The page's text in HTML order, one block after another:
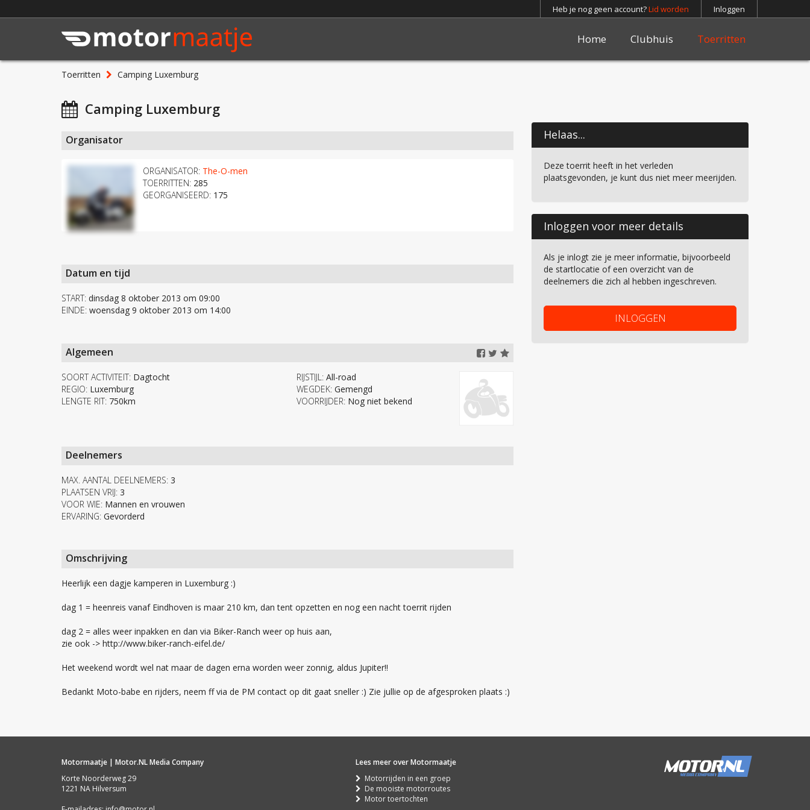
Heb je nog geen account?Lid worden Inloggen
Home Clubhuis Toerritten
Toerritten Camping Luxemburg
Camping Luxemburg
Helaas...
Deze toerrit heeft in het verleden
plaatsgevonden, je kunt dus niet meer meerijden.
Inloggen voor meer details
Als je inlogt zie je meer informatie, bijvoorbeeld
de startlocatie of een overzicht van de
deelnemers die zich al hebben ingeschreven.
INLOGGEN
Organisator
ORGANISATOR: The-O-men
TOERRITTEN: 285
GEORGANISEERD: 175
Datum en tijd
START: dinsdag 8 oktober 2013 om 09:00
EINDE: woensdag 9 oktober 2013 om 14:00
Algemeen
SOORT ACTIVITEIT: Dagtocht
REGIO: Luxemburg
LENGTE RIT: 750km
RIJSTIJL: All-road
WEGDEK: Gemengd
VOORRIJDER: Nog niet bekend
Deelnemers
MAX. AANTAL DEELNEMERS: 3
PLAATSEN VRIJ: 3
VOOR WIE: Mannen en vrouwen
ERVARING: Gevorderd
Omschrijving
Heerlijk een dagje kamperen in Luxemburg :)
dag 1 = heenreis vanaf Eindhoven is maar 210 km, dan tent opzetten en nog een nacht toerrit rijden
dag 2 = alles weer inpakken en dan via Biker-Ranch weer op huis aan,
zie ook -> http://www.biker-ranch-eifel.de/
Het weekend wordt wel nat maar de dagen erna worden weer zonnig, aldus Jupiter!!
Bedankt Moto-babe en rijders, neem ff via de PM contact op dit gaat sneller :) Zie jullie op de afgesproken plaats :)
Motormaatje | Motor.NL Media Company
Korte Noorderweg 29
1221 NA Hilversum
Lees meer over Motormaatje
Motorrijden in een groep
De mooiste motorroutes
Motor toertochten